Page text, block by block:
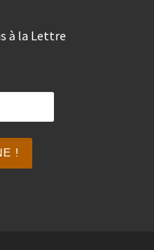
à la Lettre